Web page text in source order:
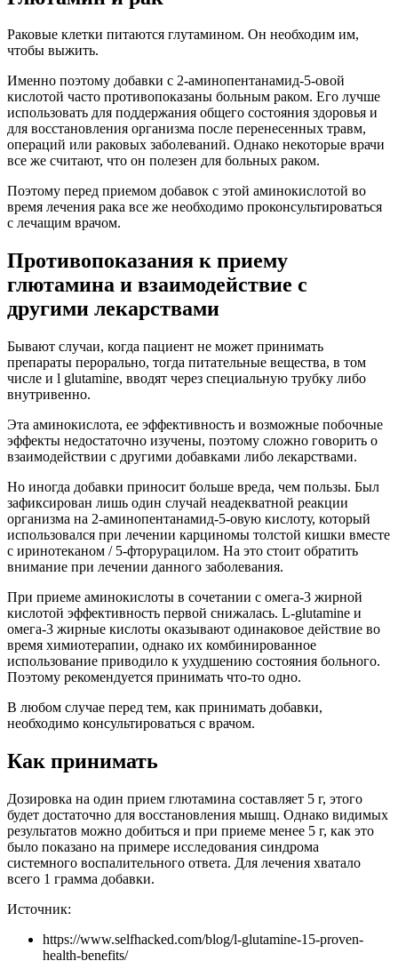
Раковые клетки питаются глутамином. Он необходим им,
чтобы выжить.
Именно поэтому добавки с 2-аминопентанамид-5-овой
кислотой часто противопоказаны больным раком. Его лучше
использовать для поддержания общего состояния здоровья и
для восстановления организма после перенесенных травм,
операций или раковых заболеваний. Однако некоторые врачи
все же считают, что он полезен для больных раком.
Поэтому перед приемом добавок с этой аминокислотой во
время лечения рака все же необходимо проконсультироваться
с лечащим врачом.
Противопоказания к приему
глютамина и взаимодействие с
другими лекарствами
Бывают случаи, когда пациент не может принимать
препараты перорально, тогда питательные вещества, в том
числе и l glutamine, вводят через специальную трубку либо
внутривенно.
Эта аминокислота, ее эффективность и возможные побочные
эффекты недостаточно изучены, поэтому сложно говорить о
взаимодействии с другими добавками либо лекарствами.
Но иногда добавки приносит больше вреда, чем пользы. Был
зафиксирован лишь один случай неадекватной реакции
организма на 2-аминопентанамид-5-овую кислоту, который
использовался при лечении карциномы толстой кишки вместе
с иринотеканом / 5-фторурацилом. На это стоит обратить
внимание при лечении данного заболевания.
При приеме аминокислоты в сочетании с омега-3 жирной
кислотой эффективность первой снижалась. L-glutamine и
омега-3 жирные кислоты оказывают одинаковое действие во
время химиотерапии, однако их комбинированное
использование приводило к ухудшению состояния больного.
Поэтому рекомендуется принимать что-то одно.
В любом случае перед тем, как принимать добавки,
необходимо консультироваться с врачом.
Как принимать
Дозировка на один прием глютамина составляет 5 г, этого
будет достаточно для восстановления мышц. Однако видимых
результатов можно добиться и при приеме менее 5 г, как это
было показано на примере исследования синдрома
системного воспалительного ответа. Для лечения хватало
всего 1 грамма добавки.
Источник:
https://www.selfhacked.com/blog/l-glutamine-15-proven-
health-benefits/